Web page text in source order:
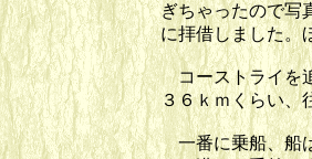
ぎちゃったので写
に拝借しました。
コーストライを
３６ｋｍくらい、
一番に乗船、船は